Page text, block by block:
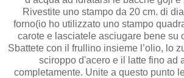
Rivestite uno stampo da 20 cm. di
forno(io ho utilizzato uno stampo
carote e lasciatele asciugare bene su
Sbattete con il frullino insieme l’olio, lo
sciroppo d'acero e il latte fino ad
completamente. Unite a questo punto